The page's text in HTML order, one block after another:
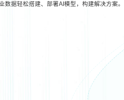
数据轻松搭建、部署AI模型，构建解决方案。